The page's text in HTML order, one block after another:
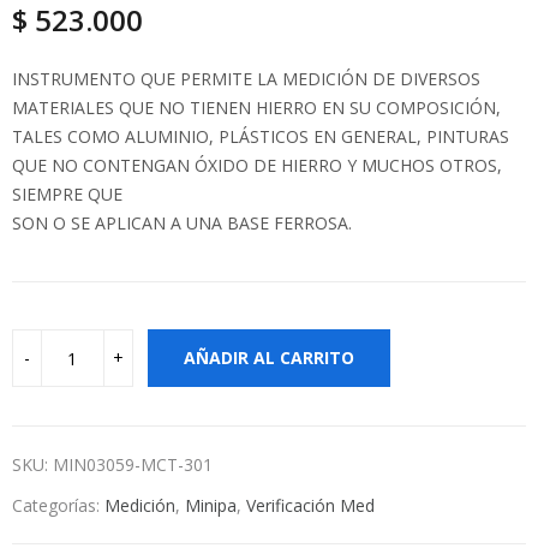
$ 523.000
INSTRUMENTO QUE PERMITE LA MEDICIÓN DE DIVERSOS
MATERIALES QUE NO TIENEN HIERRO EN SU COMPOSICIÓN,
TALES COMO ALUMINIO, PLÁSTICOS EN GENERAL, PINTURAS
QUE NO CONTENGAN ÓXIDO DE HIERRO Y MUCHOS OTROS,
SIEMPRE QUE
SON O SE APLICAN A UNA BASE FERROSA.
AÑADIR AL CARRITO
SKU: MIN03059-MCT-301
Categorías: Medición, Minipa, Verificación Med